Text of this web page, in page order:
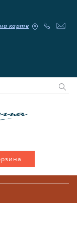
на карте